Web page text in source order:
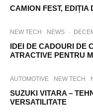
CAMION FEST, EDIȚIA
NEW TECH NEWS ·
IDEI DE CADOURI DE
ATRACTIVE PENTRU
AUTOMOTIVE NEW TECH
SUZUKI VITARA –
VERSATILITATE